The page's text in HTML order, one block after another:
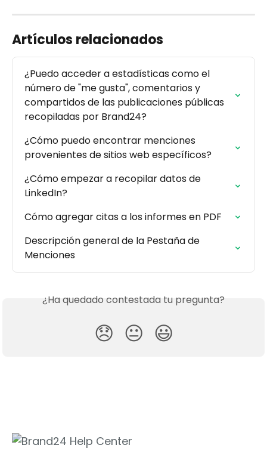
Artículos relacionados
¿Puedo acceder a estadísticas como el
número de "me gusta", comentarios y
compartidos de las publicaciones públicas
recopiladas por Brand24?
¿Cómo puedo encontrar menciones
provenientes de sitios web específicos?
¿Cómo empezar a recopilar datos de
LinkedIn?
Cómo agregar citas a los informes en PDF
Descripción general de la Pestaña de
Menciones
¿Ha quedado contestada tu pregunta?
😞 😐 😃